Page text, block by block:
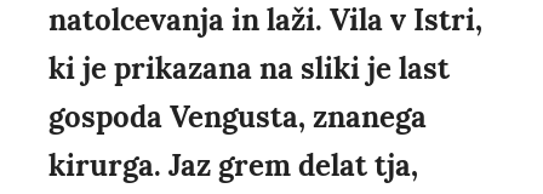
natolcevanja in laži. Vila v Istri,
ki je prikazana na sliki je last
gospoda Vengusta, znanega
kirurga. Jaz grem delat tja,